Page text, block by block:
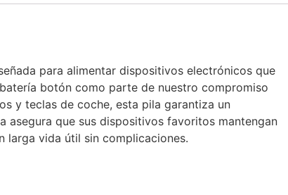
para alimentar dispositivos electrónicos que
botón como parte de nuestro compromiso
y teclas de coche, esta pila garantiza un
asegura que sus dispositivos favoritos mantengan
larga vida útil sin complicaciones.